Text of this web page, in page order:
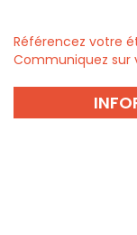
Référencez votre
Communiquez sur